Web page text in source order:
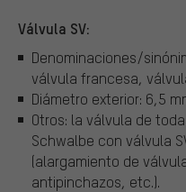
Válvula SV:
Denominaciones/
válvula francesa,
Diámetro exterior: 6,5
Otros: la válvula de
Schwalbe con válvula
(alargamiento de
antipinchazos, etc.).